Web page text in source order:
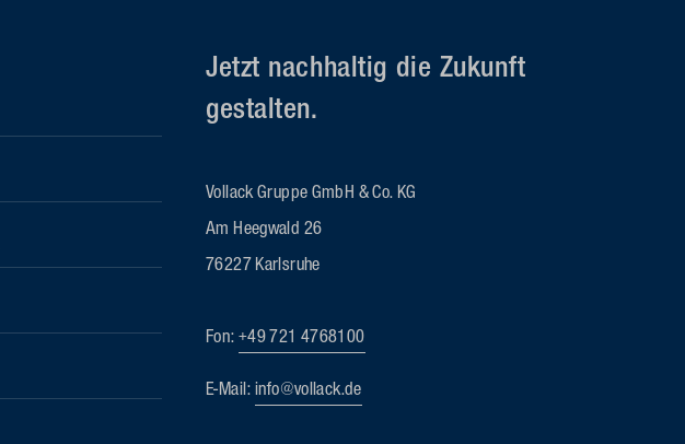
Jetzt nachhaltig die Zukunft
gestalten.
Vollack Gruppe GmbH & Co. KG
Am Heegwald 26
76227 Karlsruhe
Fon: +49 721 4768100
E-Mail:info@vollack.de